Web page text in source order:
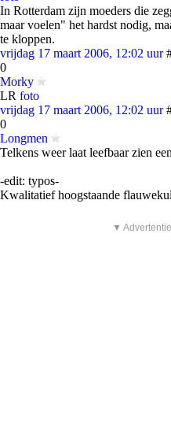
In Rotterdam zijn moeders die
maar voelen" het hardst nodig,
te kloppen.
vrijdag 17 maart 2006, 12:02 uur
0
Morky
LR foto
vrijdag 17 maart 2006, 12:02 uur
0
Longmen
Telkens weer laat leefbaar zien
-edit: typos-
Kwalitatief hoogstaande
▼